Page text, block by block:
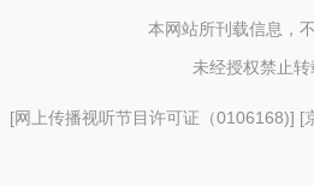
本网站所刊载信息，
未经授权禁止
[网上传播视听节目许可证（0106168)] [